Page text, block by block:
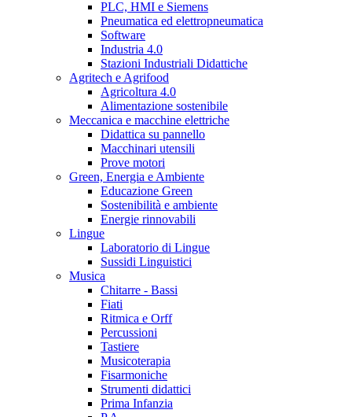
PLC, HMI e Siemens
Pneumatica ed elettropneumatica
Software
Industria 4.0
Stazioni Industriali Didattiche
Agritech e Agrifood
Agricoltura 4.0
Alimentazione sostenibile
Meccanica e macchine elettriche
Didattica su pannello
Macchinari utensili
Prove motori
Green, Energia e Ambiente
Educazione Green
Sostenibilità e ambiente
Energie rinnovabili
Lingue
Laboratorio di Lingue
Sussidi Linguistici
Musica
Chitarre - Bassi
Fiati
Ritmica e Orff
Percussioni
Tastiere
Musicoterapia
Fisarmoniche
Strumenti didattici
Prima Infanzia